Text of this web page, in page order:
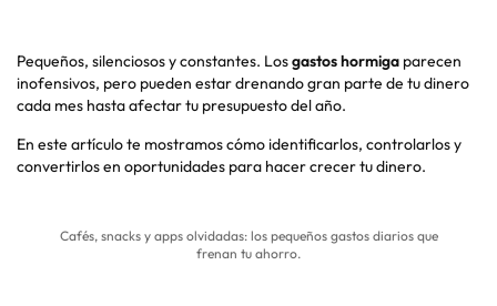
Pequeños, silenciosos y constantes. Losgastos hormiga parecen
inofensivos, pero pueden estar drenando gran parte de tu dinero
cada mes hasta afectar tu presupuesto del año.
En este artículo te mostramos cómo identificarlos, controlarlos y
convertirlos en oportunidades para hacer crecer tu dinero.
Cafés, snacks y apps olvidadas: los pequeños gastos diarios que
frenan tu ahorro.